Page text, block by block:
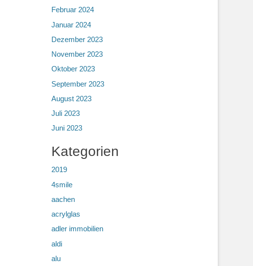
Februar 2024
Januar 2024
Dezember 2023
November 2023
Oktober 2023
September 2023
August 2023
Juli 2023
Juni 2023
Kategorien
2019
4smile
aachen
acrylglas
adler immobilien
aldi
alu